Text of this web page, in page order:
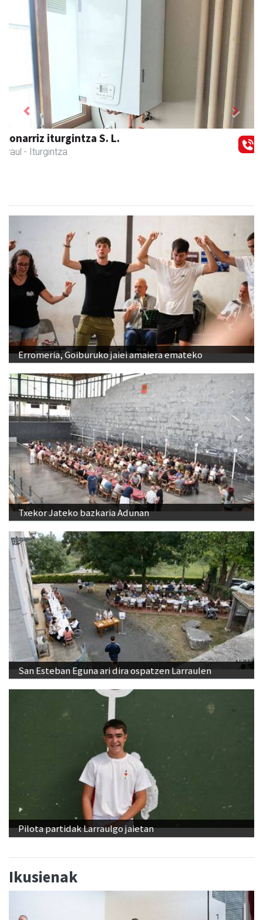
Larraulgo herri ostatua
Larraul - Jatetxeak
Previous Next
Erromeria, Goiburuko jaiei amaiera emateko
Txekor Jateko bazkaria Adunan
San Esteban Eguna ari dira ospatzen Larraulen
Pilota partidak Larraulgo jaietan
Ikusienak